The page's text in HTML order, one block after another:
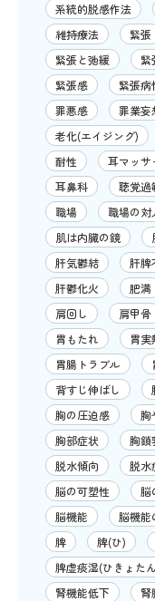
系統的脱感作法
維持療法
緊張
緊張と弛緩
緊
緊張感
緊張病
罪悪感
罪業妄
老化(エイジング)
耐性
耳マッサ
耳鼻科
聴覚過
職場
職場の対
肌は内臓の鏡
肝気鬱結
肝脾
肝鬱化火
肥満
肩回し
肩甲骨
胃もたれ
胃実
胃腸トラブル
背すじ伸ばし
胸の圧迫感
胸
胸部症状
胸鎖
脱水傾向
脱水
脳の可塑性
脳
脳機能
脳機能
脾
脾(ひ)
脾虚痰湿(ひきょた
腎機能低下
腎